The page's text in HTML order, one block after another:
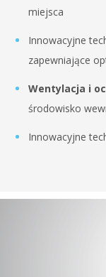
miejsca
Innowacyjne
zapewniające
Wentylacja i
środowisko
Innowacyjne